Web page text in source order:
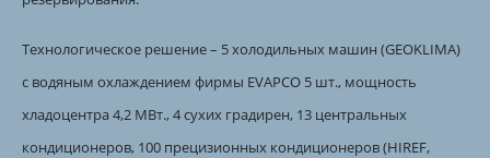
Технологическое решение – 5 холодильных машин (GEOKLIMA)
с водяным охлаждением фирмы EVAPCO 5 шт., мощность
хладоцентра 4,2 МВт., 4 сухих градирен, 13 центральных
кондиционеров, 100 прецизионных кондиционеров (HIREF,